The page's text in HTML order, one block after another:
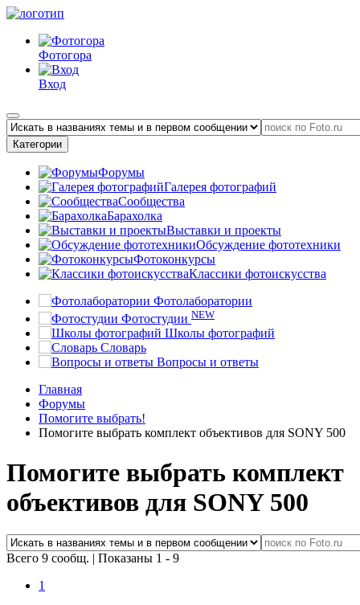
Фотогора
Вход
Категории
Форумы
Галерея фотографий
Сообщества
Барахолка
Выставки и проекты
Обсуждение фототехники
Фотоконкурсы
Классики фотоискусства
Фотолаборатории
Фотостудии NEW
Школы фотографий
Словарь
Вопросы и ответы
Главная
Форумы
Помогите выбрать!
Помогите выбрать комплект объективов для SONY 500
Помогите выбрать комплект
объективов для SONY 500
Всего 9 сообщ. | Показаны 1 - 9
1